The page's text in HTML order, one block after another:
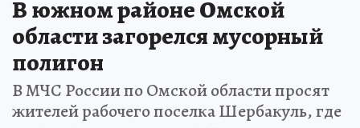
В южном районе Омской
области загорелся мусорный
полигон
В МЧС России по Омской области просят
жителей рабочего поселка Шербакуль, где